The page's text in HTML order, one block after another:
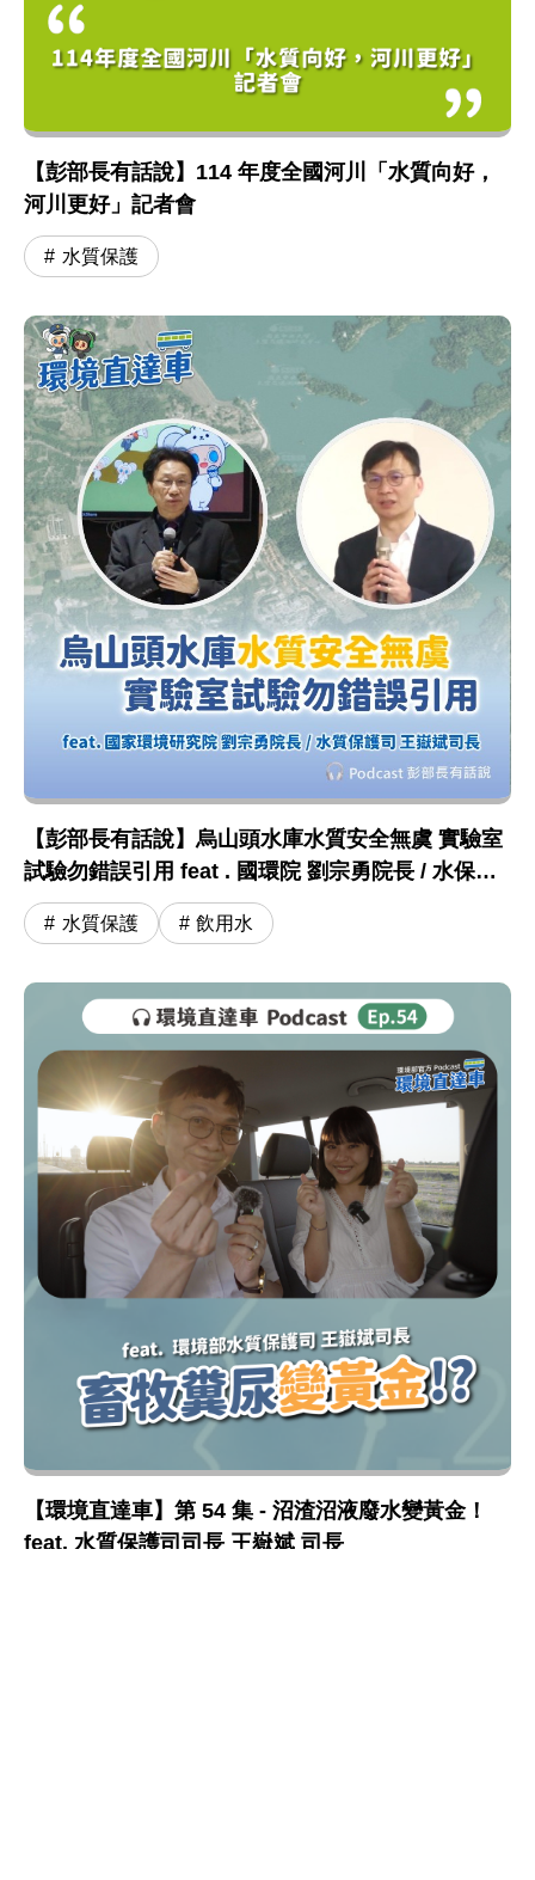
【彭部長有話說】114 年度全國河川「水質向好，
河川更好」記者會
水質保護
【彭部長有話說】烏山頭水庫水質安全無虞 實驗室
試驗勿錯誤引用 feat . 國環院 劉宗勇院長 / 水保司
王嶽斌司長
水質保護 飲用水
【環境直達車】第 54 集 - 沼渣沼液廢水變黃金！
feat. 水質保護司司長 王嶽斌 司長